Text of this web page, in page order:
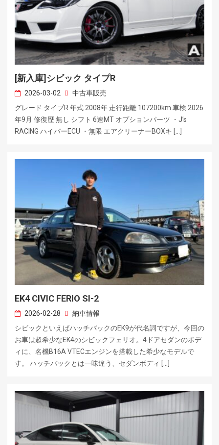
[新入庫]シビック タイプR
2026-03-02
中古車販売
グレード タイプR 年式 2008年 走行距離 107200km 車検 2026
年9月 修復歴 無し シフト 6速MT オプションパーツ ・J’s
RACING ハイパーECU ・無限 エアクリーナーBOXキ […]
EK4 CIVIC FERIO SI-2
2026-02-28
納車情報
シビックといえばハッチバックのEK9が代名詞ですが、今回の
お車は超希少なEK4のシビックフェリオ。4ドアセダンのボデ
ィに、名機B16A VTECエンジンを搭載した希少なモデルで
す。 ハッチバックとは一味違う、セダンボディ […]